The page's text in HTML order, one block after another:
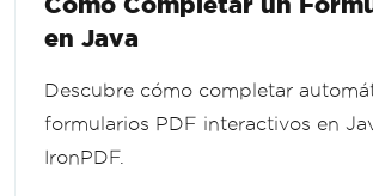
en Java
Descubre cómo completar
formularios PDF interactivos en
IronPDF.